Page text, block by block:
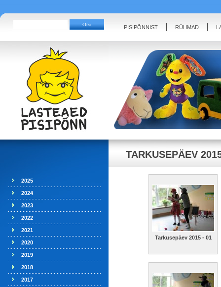
PISIPÕNNIST RÜHMAD
2025
2024
2023
2022
2021
2020
2019
2018
2017
TARKUSEPÄEV
Tarkusepäev 2015 - 01